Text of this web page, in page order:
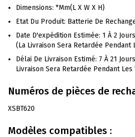
Dimensions: *mm(L X W X H)
Etat Du Produit: Batterie De
Date D'expédition Estimée: 1 À 2
(La Livraison Sera Retardée Pendant
Délai De Livraison Estimé: 7 À 21
Livraison Sera Retardée Pendant Les
Numéros de pièces de
XSBT620
Modèles compatibles :